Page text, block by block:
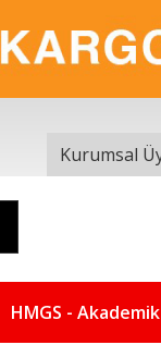
Kurumsal
HMGS -